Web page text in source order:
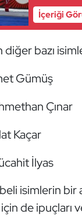
İçeriği
bazı
Gümüş
Çınar
Kaçar
İlyas
isimlerin
de ipuçları